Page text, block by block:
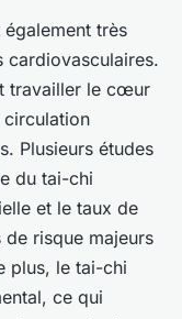
très
cardiovasculaires.
travailler le cœur
circulation
Plusieurs études
du tai-chi
et le taux de
risque majeurs
plus, le tai-chi
ce qui